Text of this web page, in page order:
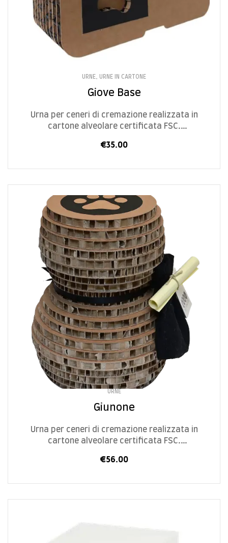
URNE URNE IN CARTONE
Giove Base
Urna per ceneri di cremazione realizzata in
cartone alveolare certificata FSC.
artigianale.
€35.00
URNE
Giunone
Urna per ceneri di cremazione realizzata in
cartone alveolare certificata FSC.
artigianale.
€56.00